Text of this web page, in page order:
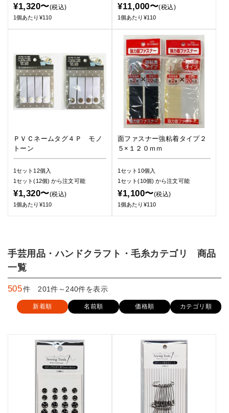
¥1,320〜(税込)
1個あたり¥110
¥11,000〜(税込)
1個あたり¥110
ＰＶＣネームタグ４Ｐ モノ
トーン
1セット12個入
1セット(12個)から注文可能
¥1,320〜(税込)
1個あたり¥110
面ファスナー強粘着タイプ２
５×１２０ｍｍ
1セット10個入
1セット(10個)から注文可能
¥1,100〜(税込)
1個あたり¥110
手芸用品・ハンドクラフト・毛糸カテゴリ 商品
一覧
505件 201件～240件を表示
新着順 名前順 価格順 カテゴリ順